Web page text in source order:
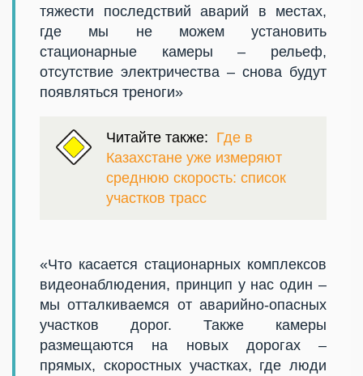
тяжести последствий аварий в местах,
где мы не можем установить
стационарные камеры – рельеф,
отсутствие электричества – снова будут
появляться треноги»
Читайте также: Где в
Казахстане уже измеряют
среднюю скорость: список
участков трасс
«Что касается стационарных комплексов
видеонаблюдения, принцип у нас один –
мы отталкиваемся от аварийно-опасных
участков дорог. Также камеры
размещаются на новых дорогах –
прямых, скоростных участках, где люди